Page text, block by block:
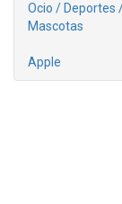
Ocio / Deportes
Mascotas
Apple